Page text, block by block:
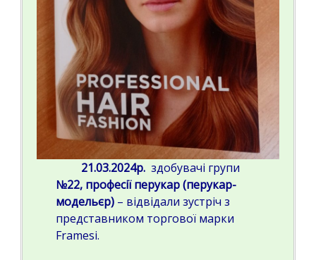
21.03.2024р. здобувачі групи
№22, професії перукар (перукар-
модельєр) – відвідали зустріч з
представником торгової марки
Framesi.